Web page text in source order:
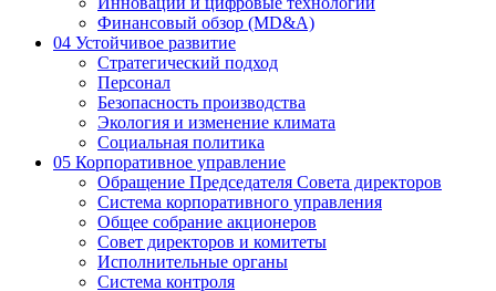
Финансовый обзор (MD&A)
04 Устойчивое развитие
Стратегический подход
Персонал
Безопасность производства
Экология и изменение климата
Социальная политика
05 Корпоративное управление
Обращение Председателя Совета директоров
Система корпоративного управления
Общее собрание акционеров
Совет директоров и комитеты
Исполнительные органы
Система контроля